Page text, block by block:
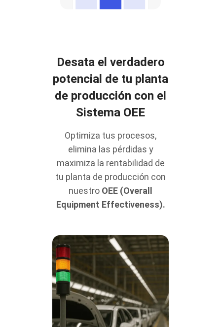
Desata el verdadero
potencial de tu planta
de producción con el
Sistema OEE
Optimiza tus procesos,
elimina las pérdidas y
maximiza la rentabilidad de
tu planta de producción con
nuestro OEE (Overall
Equipment Effectiveness).